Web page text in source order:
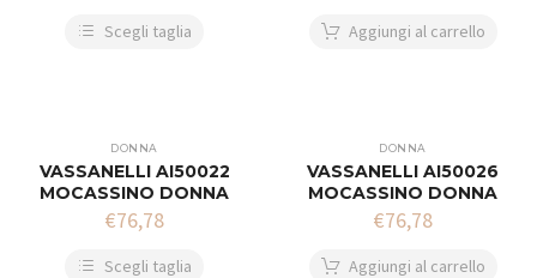
Scegli taglia Aggiungi al carrello
DONNA
VASSANELLI AI50022
MOCASSINO DONNA
€76,78
Scegli taglia
DONNA
VASSANELLI AI50026
MOCASSINO DONNA
€76,78
Aggiungi al carrello